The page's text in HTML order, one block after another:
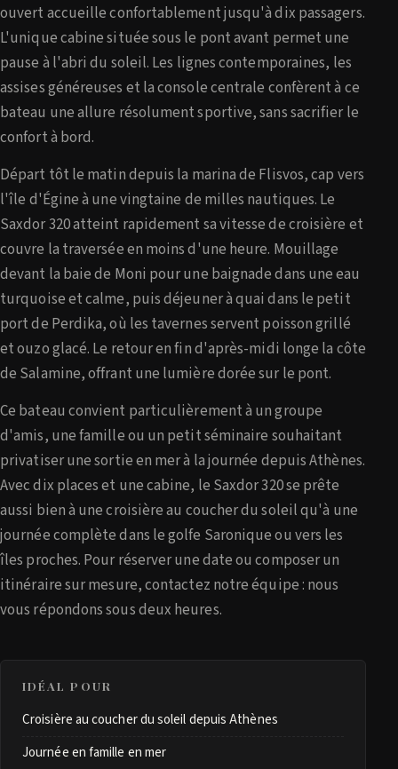
ouvert accueille confortablement jusqu'à dix passagers.
L'unique cabine située sous le pont avant permet une
pause à l'abri du soleil. Les lignes contemporaines, les
assises généreuses et la console centrale confèrent à ce
bateau une allure résolument sportive, sans sacrifier le
confort à bord.
Départ tôt le matin depuis la marina de Flisvos, cap vers
l'île d'Égine à une vingtaine de milles nautiques. Le
Saxdor 320 atteint rapidement sa vitesse de croisière et
couvre la traversée en moins d'une heure. Mouillage
devant la baie de Moni pour une baignade dans une eau
turquoise et calme, puis déjeuner à quai dans le petit
port de Perdika, où les tavernes servent poisson grillé
et ouzo glacé. Le retour en fin d'après-midi longe la côte
de Salamine, offrant une lumière dorée sur le pont.
Ce bateau convient particulièrement à un groupe
d'amis, une famille ou un petit séminaire souhaitant
privatiser une sortie en mer à la journée depuis Athènes.
Avec dix places et une cabine, le Saxdor 320 se prête
aussi bien à une croisière au coucher du soleil qu'à une
journée complète dans le golfe Saronique ou vers les
îles proches. Pour réserver une date ou composer un
itinéraire sur mesure, contactez notre équipe : nous
vous répondons sous deux heures.
IDÉAL POUR
Croisière au coucher du soleil depuis Athènes
Journée en famille en mer